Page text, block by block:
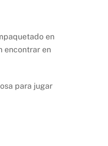
en
encontrar en
para jugar